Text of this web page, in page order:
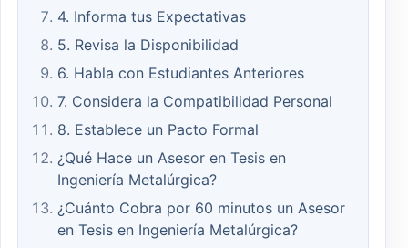
4. Informa tus Expectativas
5. Revisa la Disponibilidad
6. Habla con Estudiantes Anteriores
7. Considera la Compatibilidad Personal
8. Establece un Pacto Formal
¿Qué Hace un Asesor en Tesis en
Ingeniería Metalúrgica?
¿Cuánto Cobra por 60 minutos un Asesor
en Tesis en Ingeniería Metalúrgica?